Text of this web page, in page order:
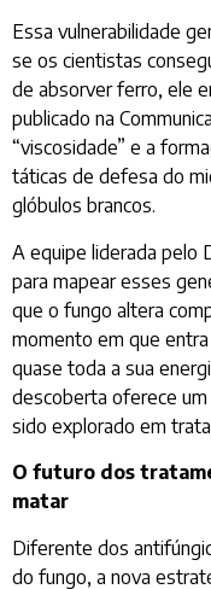
Essa vulnerabilidade
se os cientistas
de absorver ferro, ele
publicado na
“viscosidade” e a
táticas de defesa do
glóbulos brancos.
A equipe liderada pelo
para mapear esses
que o fungo altera
momento em que
quase toda a sua
descoberta oferece
sido explorado em
O futuro dos
matar
Diferente dos
do fungo, a nova